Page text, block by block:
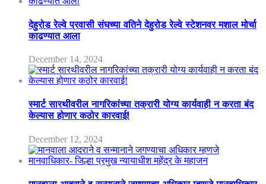
देहुरोड रेल्वे प्रवासी संघच्या वतिने देहुरोड रेल्वे स्टेशनवर मशाल मोर्चा
काढण्यात आला
December 14, 2024
स्मार्ट सारथीवरील नागरिकांच्या तक्रारी योग्य कार्यवाही न करता बंद
केल्यास होणार कठोर कारवाई!
December 12, 2024